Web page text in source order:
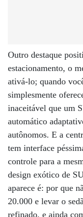
Outro destaque
estacionamento, o
ativá-lo; quando
simplesmente
inaceitável que um
automático
autônomos. E a
tem interface
controle para a
design exótico de
aparece é: por que
20.000 e levar o
refinado, e ainda